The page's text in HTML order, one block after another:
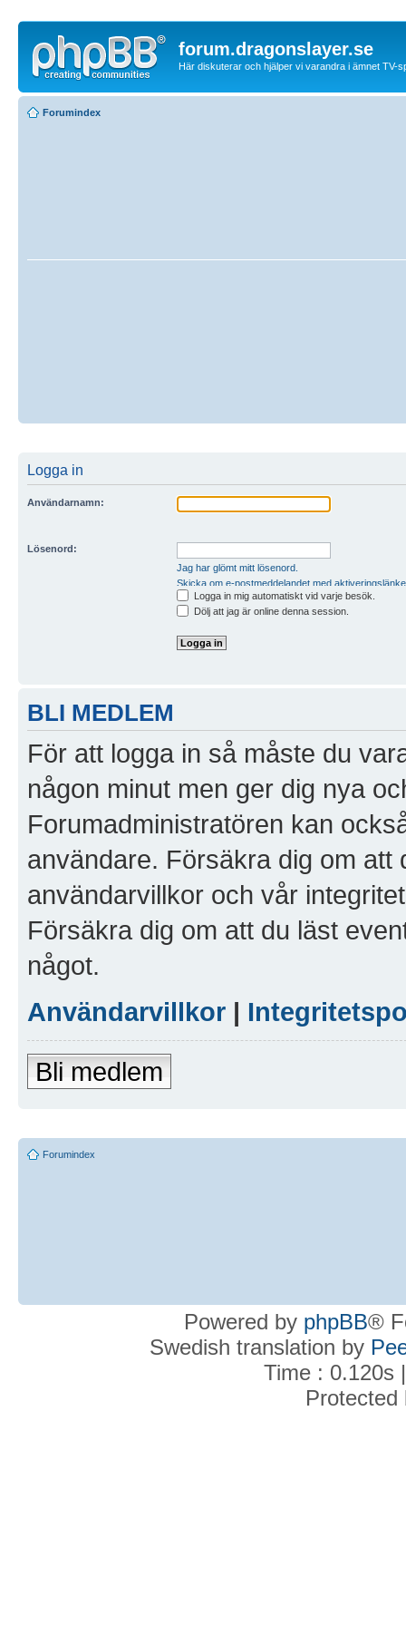
forum.dragonslayer.se
Här diskuterar och hjälper vi varandra i ämnet TV-
Forumindex
Logga in
Användarnamn:
Lösenord:
Jag har glömt mitt lösenord.
Skicka om e-postmeddelandet med
Logga in mig automatiskt vid varje besök.
Dölj att jag är online denna session.
BLI MEDLEM
För att logga in så måste du
någon minut men ger dig nya
Forumadministratören kan
användare. Försäkra dig om
användarvillkor och vår
Försäkra dig om att du läst
något.
Användarvillkor |
Bli medlem
Forumindex
Powered by phpBB®
Swedish translation by
Time : 0.120s